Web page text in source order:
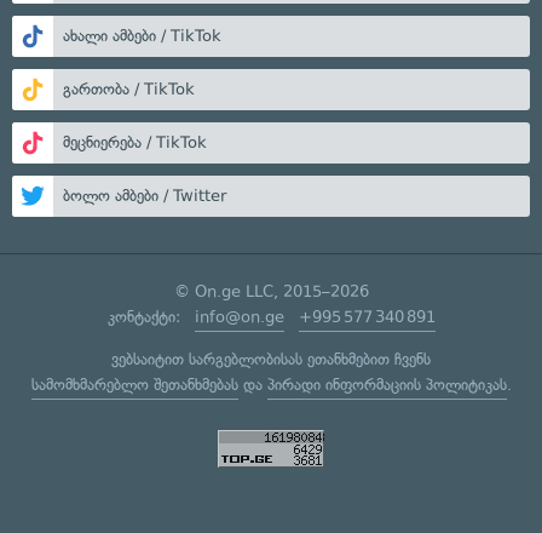
ახალი ამბები / TikTok
გართობა / TikTok
მეცნიერება / TikTok
ბოლო ამბები / Twitter
© On.ge LLC, 2015–2026
კონტაქტი: info@on.ge +995 577 340 891
ვებსაიტით სარგებლობისას ეთანხმებით ჩვენს
სამომხმარებლო შეთანხმებასდა პირადი ინფორმაციის პოლიტიკას.